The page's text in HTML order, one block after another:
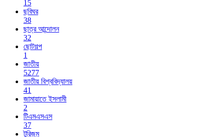
15
ছবিঘর
38
ছাত্র আন্দোলন
32
ছোটগল্প
1
জাতীয়
5277
জাতীয় বিশ্ববিদ্যালয়
41
জামায়াতে ইসলামী
2
টিএমএসএস
37
টুরিজম